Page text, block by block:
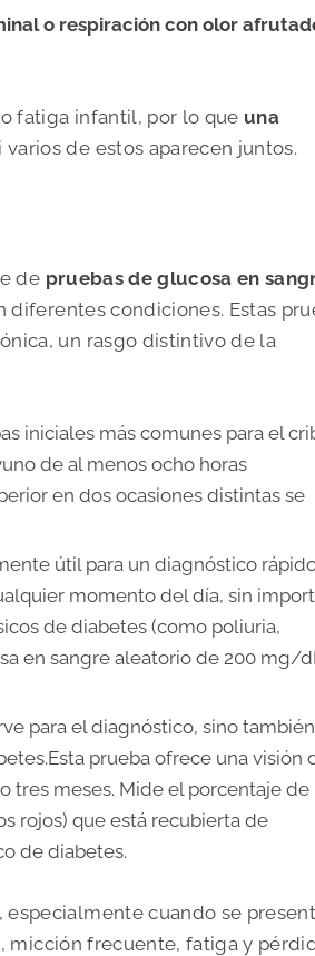
o respiración con olor
fatiga infantil, por lo que una
varios de estos aparecen juntos.
de pruebas de glucosa en
condiciones. Estas
un rasgo distintivo de la
iniciales más comunes para el
de al menos ocho horas
en dos ocasiones distintas se
útil para un diagnóstico
momento del día, sin
de diabetes (como poliuria,
en sangre aleatorio de 200 mg/
para el diagnóstico, sino
Esta prueba ofrece una visión
tres meses. Mide el porcentaje de
rojos) que está recubierta de
de diabetes.
cuando se
micción frecuente, fatiga y